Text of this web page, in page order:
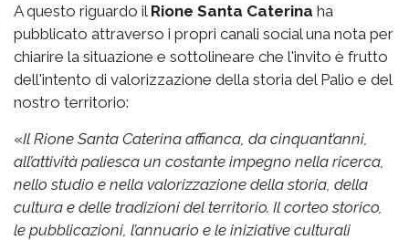
A questo riguardo il Rione Santa Caterina ha
pubblicato attraverso i propri canali social una nota per
chiarire la situazione e sottolineare che l'invito è frutto
dell'intento di valorizzazione della storia del Palio e del
nostro territorio:
«Il Rione Santa Caterina affianca, da cinquant’anni,
all’attività paliesca un costante impegno nella ricerca,
nello studio e nella valorizzazione della storia, della
cultura e delle tradizioni del territorio. Il corteo storico,
le pubblicazioni, l’annuario e le iniziative culturali